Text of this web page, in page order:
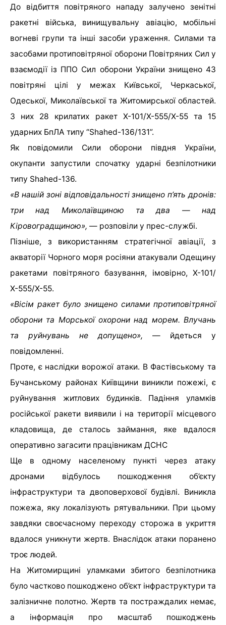
До відбиття повітряного нападу залучено зенітні
ракетні війська, винищувальну авіацію, мобільні
вогневі групи та інші засоби ураження. Силами та
засобами протиповітряної оборони Повітряних Сил у
взаємодії із ППО Сил оборони України знищено 43
повітряні цілі у межах Київської, Черкаської,
Одеської, Миколаївської та Житомирської областей.
З них 28 крилатих ракет Х-101/Х-555/Х-55 та 15
ударних БпЛА типу “Shahed-136/131”.
Як повідомили Сили оборони півдня України,
окупанти запустили спочатку ударні безпілотники
типу Shahed-136.
«В нашій зоні відповідальності знищено п’ять дронів:
три над Миколаївщиною та два — над
Кіровоградщиною», — розповіли у прес-службі.
Пізніше, з використанням стратегічної авіації, з
акваторії Чорного моря росіяни атакували Одещину
ракетами повітряного базування, імовірно, Х-101/
Х-555/Х-55.
«Вісім ракет було знищено силами протиповітряної
оборони та Морської охорони над морем. Влучань
та руйнувань не допущено», — йдеться у
повідомленні.
Проте, є наслідки ворожої атаки. В Фастівському та
Бучанському районах Київщини виникли пожежі, є
руйнування житлових будинків. Падіння уламків
російської ракети виявили і на території місцевого
кладовища, де сталось займання, яке вдалося
оперативно загасити працівникам ДСНС
Ще в одному населеному пункті через атаку
дронами відбулось пошкодження об’єкту
інфраструктури та двоповерхової будівлі. Виникла
пожежа, яку локалізують рятувальники. При цьому
завдяки своєчасному переходу сторожа в укриття
вдалося уникнути жертв. Внаслідок атаки поранено
троє людей.
На Житомирщині уламками збитого безпілотника
було частково пошкоджено об’єкт інфраструктури та
залізничне полотно. Жертв та постраждалих немає,
а інформація про масштаб пошкоджень